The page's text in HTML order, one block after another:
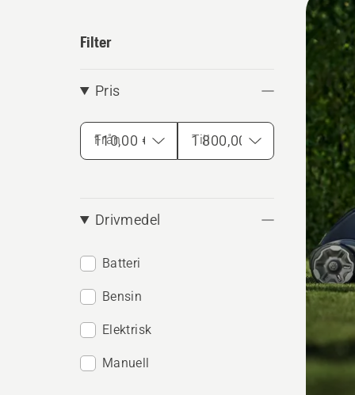
Filter
Pris
Från Till
Drivmedel
Batteri
Bensin
Elektrisk
Manuell